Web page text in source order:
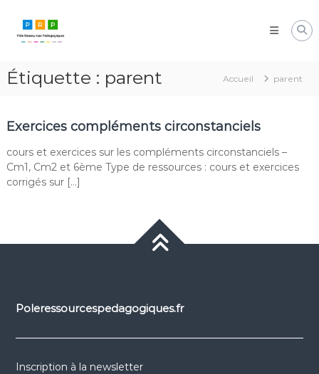
contenu
Pôle
Ressources
les
compétences
vos
Étiquette : parent Accueil parent
Exercices compléments circonstanciels
cours et exercices sur les compléments circonstanciels –
Cm1, Cm2 et 6ème Type de ressources : cours et exercices
corrigés sur […]
Poleressourcespedagogiques.fr
Inscription à la newsletter